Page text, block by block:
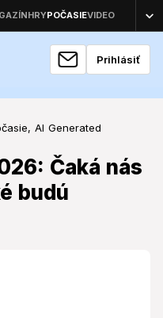
Prihlásiť
AI Generated
Čaká nás
budú
Čaká nás
budú teploty?
do mesta oblačnosť
plány na vonkajšie